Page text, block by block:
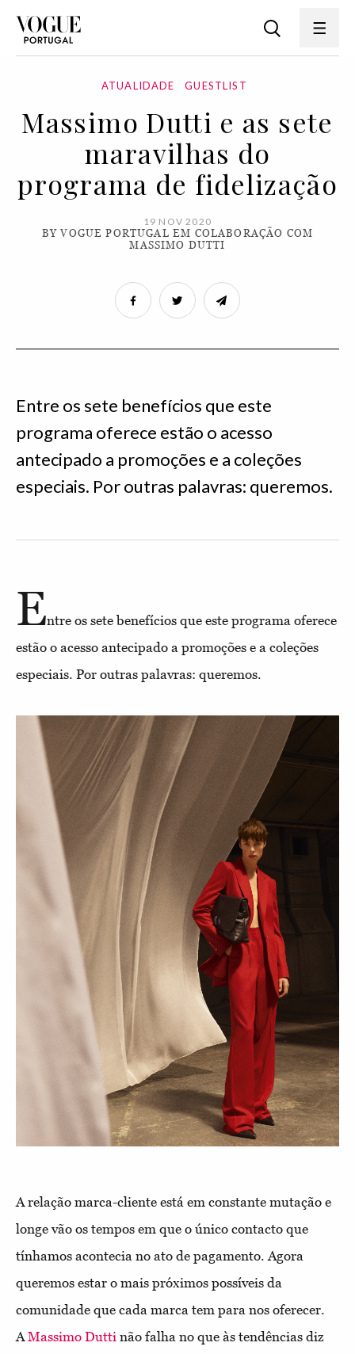
ATUALIDADE GUESTLIST
Massimo Dutti e as sete
maravilhas do
programa de fidelização
19 NOV 2020
BY VOGUE PORTUGAL EM COLABORAÇÃO COM
MASSIMO DUTTI
Entre os sete benefícios que este
programa oferece estão o acesso
antecipado a promoções e a coleções
especiais. Por outras palavras: queremos.
Entre os sete benefícios que este programa oferece
estão o acesso antecipado a promoções e a coleções
especiais. Por outras palavras: queremos.
A relação marca-cliente está em constante mutação e
longe vão os tempos em que o único contacto que
tínhamos acontecia no ato de pagamento. Agora
queremos estar o mais próximos possíveis da
comunidade que cada marca tem para nos oferecer.
A Massimo Dutti não falha no que às tendências diz